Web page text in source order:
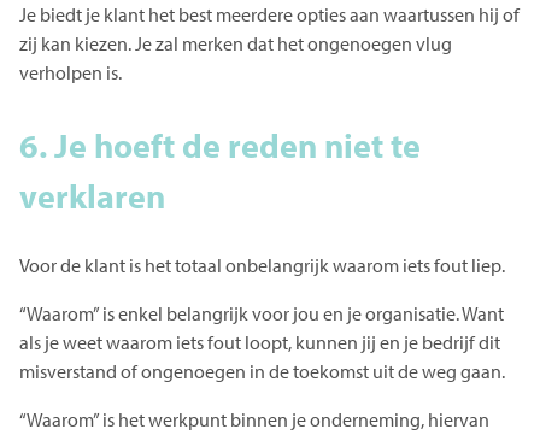
Je biedt je klant het best meerdere opties aan waartussen hij of
zij kan kiezen. Je zal merken dat het ongenoegen vlug
verholpen is.
6. Je hoeft de reden niet te
verklaren
Voor de klant is het totaal onbelangrijk waarom iets fout liep.
“Waarom” is enkel belangrijk voor jou en je organisatie. Want
als je weet waarom iets fout loopt, kunnen jij en je bedrijf dit
misverstand of ongenoegen in de toekomst uit de weg gaan.
“Waarom” is het werkpunt binnen je onderneming, hiervan